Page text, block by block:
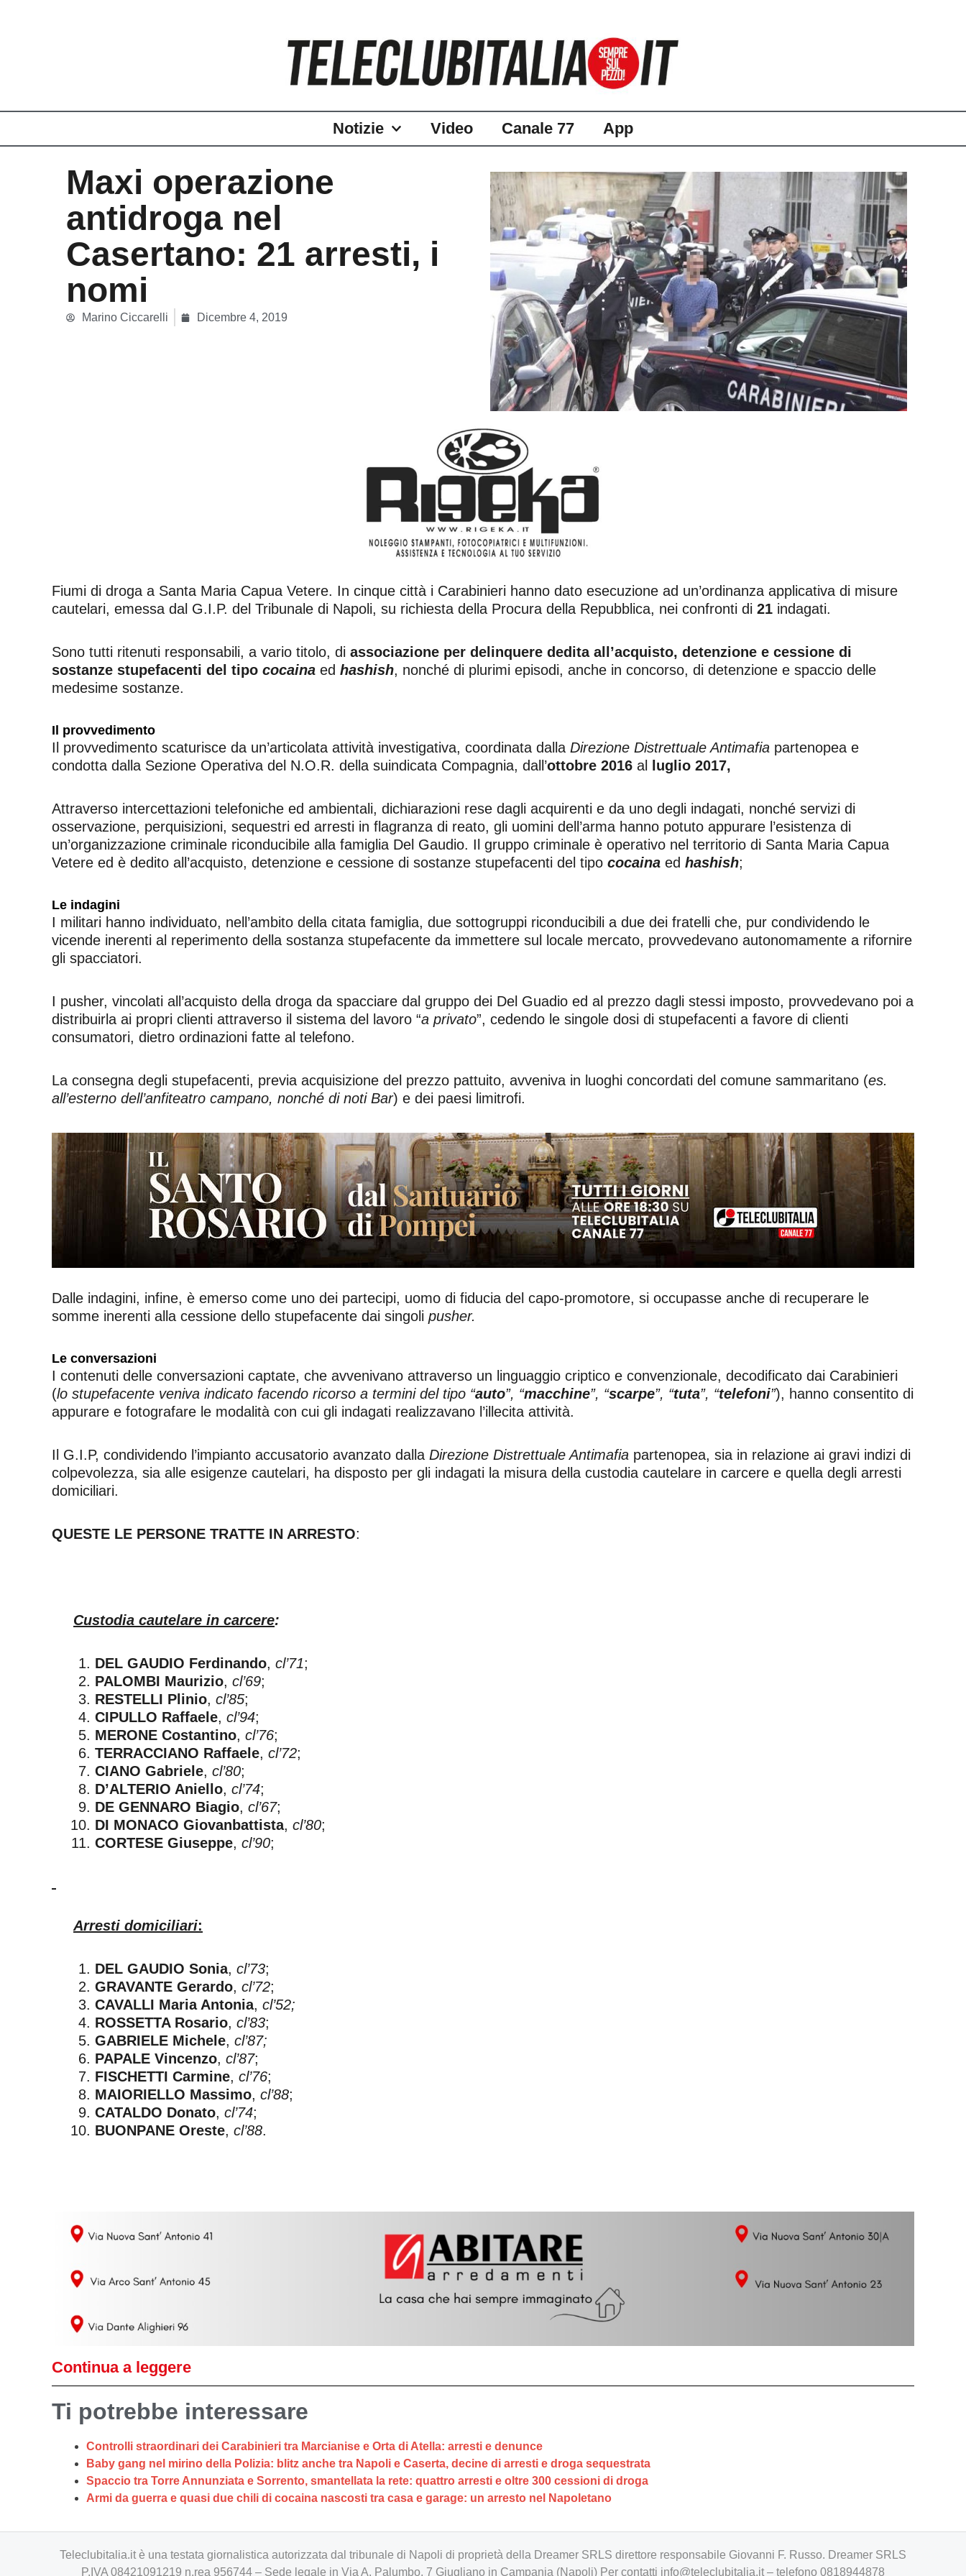
Notizie Video Canale 77 App
Maxi operazione
antidroga nel
Casertano: 21 arresti, i
nomi
Marino Ciccarelli Dicembre 4, 2019
Fiumi di droga a Santa Maria Capua Vetere. In cinque città i Carabinieri hanno dato esecuzione ad un’ordinanza applicativa di misure
cautelari, emessa dal G.I.P. del Tribunale di Napoli, su richiesta della Procura della Repubblica, nei confronti di 21 indagati.
Sono tutti ritenuti responsabili, a vario titolo, di associazione per delinquere dedita all’acquisto, detenzione e cessione di
sostanze stupefacenti del tipo cocaina ed hashish, nonché di plurimi episodi, anche in concorso, di detenzione e spaccio delle
medesime sostanze.
Il provvedimento
Il provvedimento scaturisce da un’articolata attività investigativa, coordinata dalla Direzione Distrettuale Antimafia partenopea e
condotta dalla Sezione Operativa del N.O.R. della suindicata Compagnia, dall’ottobre 2016 al luglio 2017,
Attraverso intercettazioni telefoniche ed ambientali, dichiarazioni rese dagli acquirenti e da uno degli indagati, nonché servizi di
osservazione, perquisizioni, sequestri ed arresti in flagranza di reato, gli uomini dell’arma hanno potuto appurare l’esistenza di
un’organizzazione criminale riconducibile alla famiglia Del Gaudio. Il gruppo criminale è operativo nel territorio di Santa Maria Capua
Vetere ed è dedito all’acquisto, detenzione e cessione di sostanze stupefacenti del tipo cocaina ed hashish;
Le indagini
I militari hanno individuato, nell’ambito della citata famiglia, due sottogruppi riconducibili a due dei fratelli che, pur condividendo le
vicende inerenti al reperimento della sostanza stupefacente da immettere sul locale mercato, provvedevano autonomamente a rifornire
gli spacciatori.
I pusher, vincolati all’acquisto della droga da spacciare dal gruppo dei Del Guadio ed al prezzo dagli stessi imposto, provvedevano poi a
distribuirla ai propri clienti attraverso il sistema del lavoro “a privato”, cedendo le singole dosi di stupefacenti a favore di clienti
consumatori, dietro ordinazioni fatte al telefono.
La consegna degli stupefacenti, previa acquisizione del prezzo pattuito, avveniva in luoghi concordati del comune sammaritano (es.
all’esterno dell’anfiteatro campano, nonché di noti Bar) e dei paesi limitrofi.
Dalle indagini, infine, è emerso come uno dei partecipi, uomo di fiducia del capo-promotore, si occupasse anche di recuperare le
somme inerenti alla cessione dello stupefacente dai singoli pusher.
Le conversazioni
I contenuti delle conversazioni captate, che avvenivano attraverso un linguaggio criptico e convenzionale, decodificato dai Carabinieri
(lo stupefacente veniva indicato facendo ricorso a termini del tipo “auto”, “macchine”, “scarpe”, “tuta”, “telefoni”), hanno consentito di
appurare e fotografare le modalità con cui gli indagati realizzavano l’illecita attività.
Il G.I.P, condividendo l’impianto accusatorio avanzato dalla Direzione Distrettuale Antimafia partenopea, sia in relazione ai gravi indizi di
colpevolezza, sia alle esigenze cautelari, ha disposto per gli indagati la misura della custodia cautelare in carcere e quella degli arresti
domiciliari.
QUESTE LE PERSONE TRATTE IN ARRESTO:
Custodia cautelare in carcere:
DEL GAUDIO Ferdinando, cl’71;
PALOMBI Maurizio, cl’69;
RESTELLI Plinio, cl’85;
CIPULLO Raffaele, cl’94;
MERONE Costantino, cl’76;
TERRACCIANO Raffaele, cl’72;
CIANO Gabriele, cl’80;
D’ALTERIO Aniello, cl’74;
DE GENNARO Biagio, cl’67;
DI MONACO Giovanbattista, cl’80;
CORTESE Giuseppe, cl’90;
Arresti domiciliari:
DEL GAUDIO Sonia, cl’73;
GRAVANTE Gerardo, cl’72;
CAVALLI Maria Antonia, cl’52;
ROSSETTA Rosario, cl’83;
GABRIELE Michele, cl’87;
PAPALE Vincenzo, cl’87;
FISCHETTI Carmine, cl’76;
MAIORIELLO Massimo, cl’88;
CATALDO Donato, cl’74;
BUONPANE Oreste, cl’88.
Continua a leggere
Ti potrebbe interessare
Controlli straordinari dei Carabinieri tra Marcianise e Orta di Atella: arresti e denunce
Baby gang nel mirino della Polizia: blitz anche tra Napoli e Caserta, decine di arresti e droga sequestrata
Spaccio tra Torre Annunziata e Sorrento, smantellata la rete: quattro arresti e oltre 300 cessioni di droga
Armi da guerra e quasi due chili di cocaina nascosti tra casa e garage: un arresto nel Napoletano
Teleclubitalia.it è una testata giornalistica autorizzata dal tribunale di Napoli di proprietà della Dreamer SRLS direttore responsabile Giovanni F. Russo. Dreamer SRLS
P.IVA 08421091219 n.rea 956744 – Sede legale in Via A. Palumbo, 7 Giugliano in Campania (Napoli) Per contatti info@teleclubitalia.it – telefono 0818944878